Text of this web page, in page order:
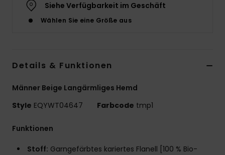
Siehe Verfügbarkeit im Geschäft
Wählen Sie eine Größe aus
Details & Funktionen
Männer Beige Langärmliges Hemd
Style EQYWT04647 Farbcode tmp1
Funktionen
Stoff: Garngefärbtes kariertes Flanell [100 % Bio-